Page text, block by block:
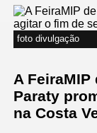
foto divulgação
A
Paraty
na Costa